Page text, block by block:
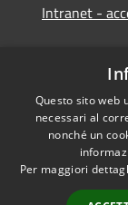
Intranet -
Privacy policy
Note legali
Questo sito web
necessari al
nonché un
Per maggiori